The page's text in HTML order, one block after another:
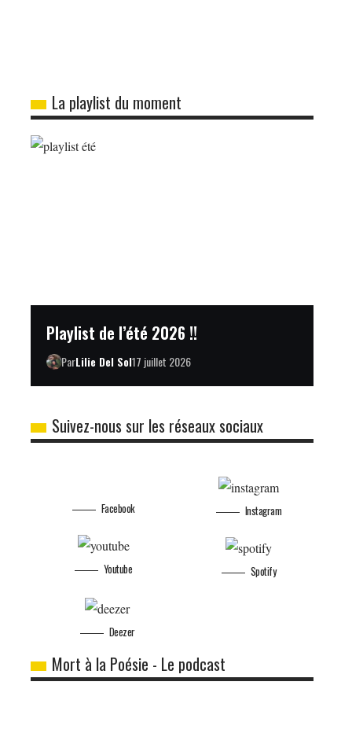
La playlist du moment
Playlist de l’été 2026 !!
ParLilie Del Sol17 juillet 2026
Suivez-nous sur les réseaux sociaux
Facebook
Youtube
Instagram
Spotify
Deezer
Mort à la Poésie - Le podcast